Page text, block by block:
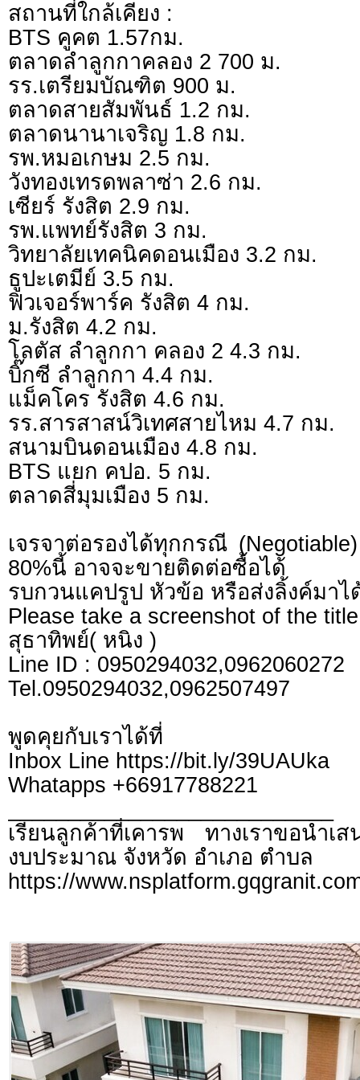
สถานที่ใกล้เคียง :
BTS คูคต 1.57กม.
ตลาดลำลูกกาคลอง 2 700 ม.
รร.เตรียมบัณฑิต 900 ม.
ตลาดสายสัมพันธ์ 1.2 กม.
ตลาดนานาเจริญ 1.8 กม.
รพ.หมอเกษม 2.5 กม.
วังทองเทรดพลาซ่า 2.6 กม.
เซียร์ รังสิต 2.9 กม.
รพ.แพทย์รังสิต 3 กม.
วิทยาลัยเทคนิคดอนเมือง 3.2 กม.
ธูปะเตมีย์ 3.5 กม.
ฟิวเจอร์พาร์ค รังสิต 4 กม.
ม.รังสิต 4.2 กม.
โลตัส ลำลูกกา คลอง 2 4.3 กม.
บิ๊กซี ลำลูกกา 4.4 กม.
แม็คโคร รังสิต 4.6 กม.
รร.สารสาสน์วิเทศสายไหม 4.7 กม.
สนามบินดอนเมือง 4.8 กม.
BTS แยก คปอ. 5 กม.
ตลาดสี่มุมเมือง 5 กม.
เจรจาต่อรองได้ทุกกรณี
80%นี้ อาจจะขายติดต่อซื้อได้
รบกวนแคปรูป หัวข้อ หรือส่งลิ้งค์มาไ
Please take a screenshot of the
สุธาทิพย์( หนิง )
Line ID : 0950294032,0962060272
Tel.0950294032,0962507497
พูดคุยกับเราได้ที่
Inbox Line https://bit.ly/39UAUka
Whatapps +66917788221
เรียนลูกค้าที่เคารพ ทางเราขอนำเ
งบประมาณ จังหวัด อำเภอ ตำบล
https://